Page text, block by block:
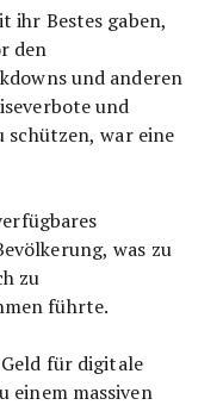
ihr Bestes gaben,
den
und anderen
und
war eine
was zu
zu
führte.
für digitale
einem massiven